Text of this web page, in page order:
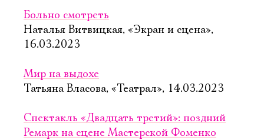
Больно смотреть
Наталья Витвицкая, «Экран и сцена»,
16.03.2023
Мир на выдохе
Татьяна Власова, «Театрал», 14.03.2023
Спектакль «Двадцать третий»: поздний
Ремарк на сцене Мастерской Фоменко